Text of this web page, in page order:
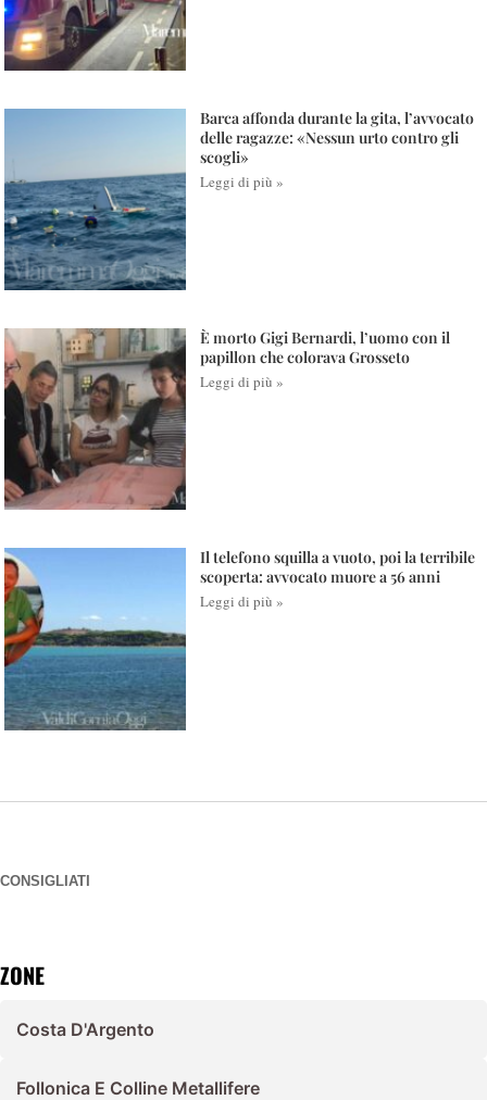
Barca affonda durante la gita, l’avvocato
delle ragazze: «Nessun urto contro gli
scogli»
Leggi di più »
È morto Gigi Bernardi, l’uomo con il
papillon che colorava Grosseto
Leggi di più »
Il telefono squilla a vuoto, poi la terribile
scoperta: avvocato muore a 56 anni
Leggi di più »
CONSIGLIATI
ZONE
Costa D'Argento
Follonica E Colline Metallifere